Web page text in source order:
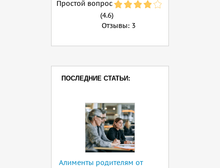
Простой вопрос
(4.6)
Отзывы: 3
ПОСЛЕДНИЕ СТАТЬИ:
Алименты родителям от